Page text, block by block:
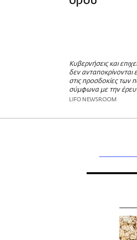
Κυβερνήσεις και
δεν ανταποκρίνονται
στις προσδοκίες των
σύμφωνα με την
LIFO NEWSROOM